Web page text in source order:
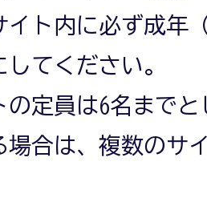
イト内に必ず成年
してください。
の定員は6名まで
場合は、複数のサ